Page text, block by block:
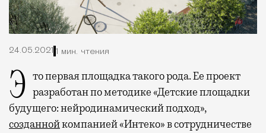
24.05.2021 1 мин. чтения
Это первая площадка такого рода. Ее проект разработан по методике «Детские площадки
будущего: нейродинамический подход»,
созданнойкомпанией «Интеко» в сотрудничестве